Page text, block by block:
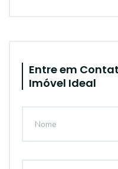
Entre em
Imóvel Ideal